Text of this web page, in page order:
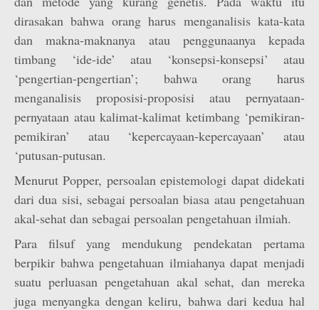
dirasakan bahwa orang harus menganalisis kata-kata
dan makna-maknanya atau penggunaanya kepada
timbang ‘ide-ide’ atau ‘konsepsi-konsepsi’ atau
‘pengertian-pengertian’; bahwa orang harus
menganalisis proposisi-proposisi atau pernyataan-
pernyataan atau kalimat-kalimat ketimbang ‘pemikiran-
pemikiran’ atau ‘kepercayaan-kepercayaan’ atau
‘putusan-putusan.
Menurut Popper, persoalan epistemologi dapat didekati
dari dua sisi, sebagai persoalan biasa atau pengetahuan
akal-sehat dan sebagai persoalan pengetahuan ilmiah.
Para filsuf yang mendukung pendekatan pertama
berpikir bahwa pengetahuan ilmiahanya dapat menjadi
suatu perluasan pengetahuan akal sehat, dan mereka
juga menyangka dengan keliru, bahwa dari kedua hal